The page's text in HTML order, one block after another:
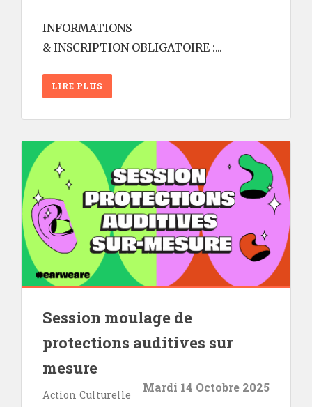
INFORMATIONS
& INSCRIPTION OBLIGATOIRE :...
LIRE PLUS
Session moulage de
protections auditives sur
mesure
Action Culturelle
Mardi 14 Octobre 2025